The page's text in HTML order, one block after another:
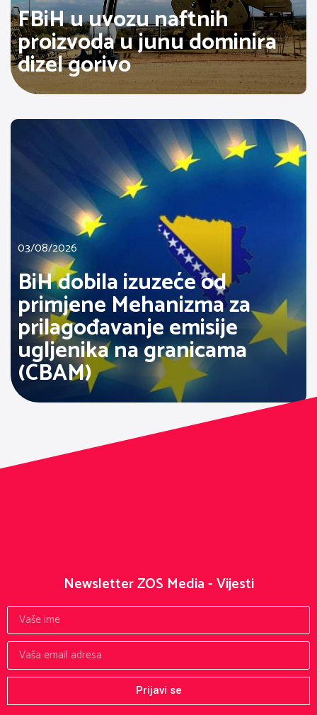
FBiH u uvozu naftnih
proizvoda u junu dominira
dizel gorivo
03/08/2026
BiH dobila izuzeće od
primjene Mehanizma za
prilagođavanje emisije
ugljenika na granicama
(CBAM)
Newsletter ZOS Media - Vijesti
Prijavi se